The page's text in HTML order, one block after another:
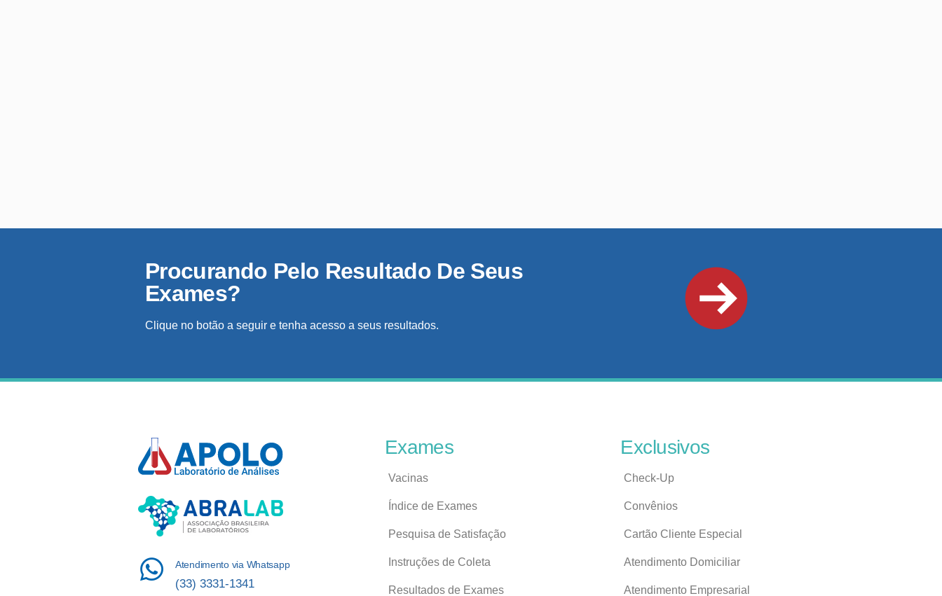
Procurando Pelo Resultado De Seus
Exames?
Clique no botão a seguir e tenha acesso a seus resultados.
Atendimento via Whatsapp
(33) 3331-1341
Exames
Vacinas
Índice de Exames
Pesquisa de Satisfação
Instruções de Coleta
Resultados de Exames
Exclusivos
Check-Up
Convênios
Cartão Cliente Especial
Atendimento Domiciliar
Atendimento Empresarial